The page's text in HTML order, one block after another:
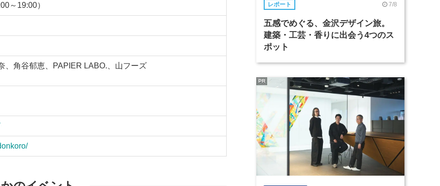
～19:00）
、角谷郁恵、PAPIER LABO.、山フーズ
レポート 7/8
五感でめぐる、金沢デザイン旅。
建築・工芸・香りに出会う4つのス
ポット
PR